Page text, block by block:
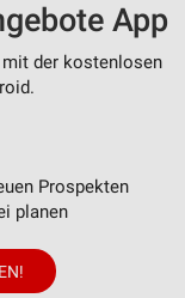
App
der kostenlosen
Prospekten
planen